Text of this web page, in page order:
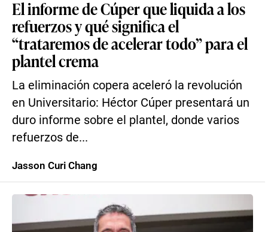
El informe de Cúper que liquida a los
refuerzos y qué significa el
“trataremos de acelerar todo” para el
plantel crema
La eliminación copera aceleró la revolución
en Universitario: Héctor Cúper presentará un
duro informe sobre el plantel, donde varios
refuerzos de...
Jasson Curi Chang